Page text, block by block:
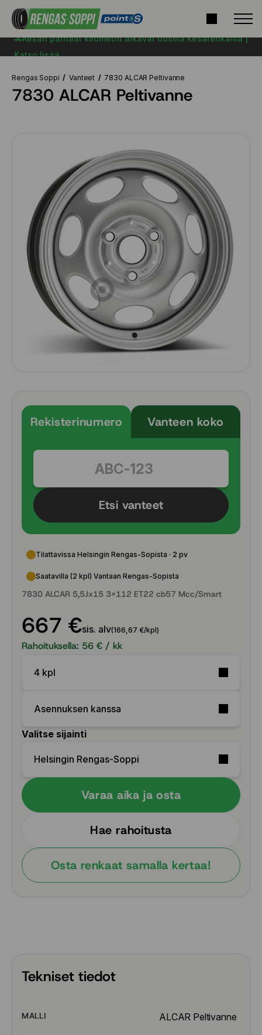
🚗Kesän parhaat kilometrit alkavat uusilla kesärenkailla |
Katso lisää
Rengas Soppi Vanteet 7830 ALCAR Peltivanne
7830 ALCAR Peltivanne
Rekisterinumero Vanteen koko
Etsi vanteet
Tilattavissa Helsingin Rengas-Sopista · 2 pv
Saatavilla (2 kpl) Vantaan Rengas-Sopista
7830 ALCAR 5,5Jx15 3x112 ET22 cb57 Mcc/Smart
667 €sis. alv(166,67 €/kpl)
Rahoituksella: 56 € / kk
4 kpl
Asennuksen kanssa
Valitse sijainti
Helsingin Rengas-Soppi
Varaa aika ja osta
Hae rahoitusta
Osta renkaat samalla kertaa!
Tekniset tiedot
MALLI ALCAR Peltivanne